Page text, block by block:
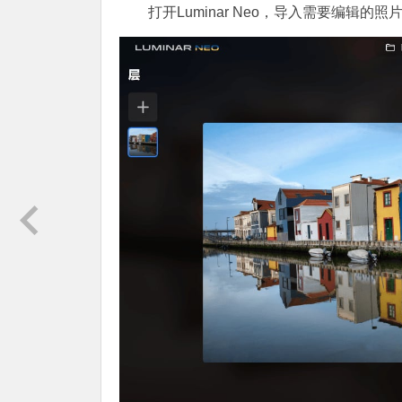
打开Luminar Neo，导入需要编辑的照